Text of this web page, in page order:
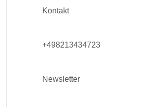
Kontakt
+498213434723
Newsletter